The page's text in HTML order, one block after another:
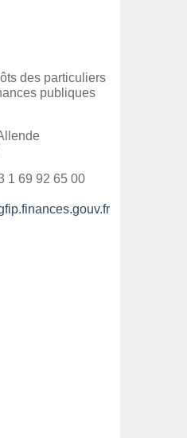
des particuliers
publiques
1 69 92 65 00